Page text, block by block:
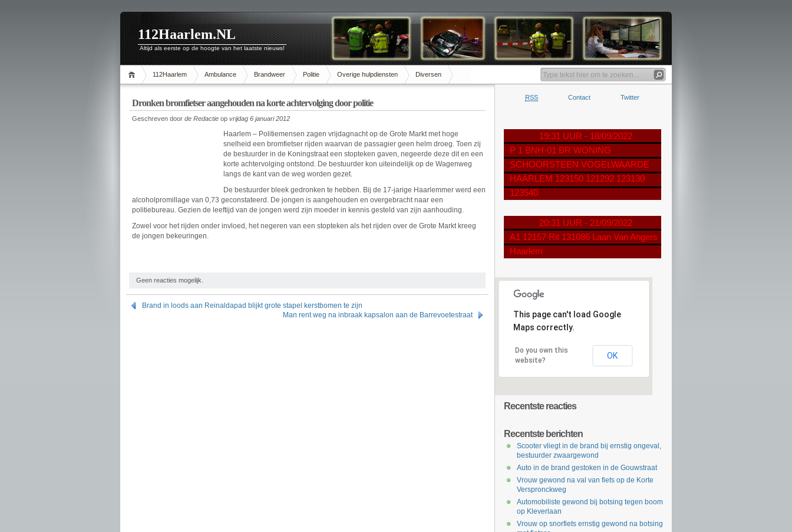
112Haarlem.NL
Altijd als eerste op de hoogte van het laatste nieuws!
112Haarlem Ambulance Brandweer Politie Overige hulpdiensten Diversen
Dronken bromfietser aangehouden na korte achtervolging door politie
Geschreven door de Redactie op vrijdag 6 januari 2012
Haarlem – Politiemensen zagen vrijdagnacht op de Grote Markt met hoge
snelheid een bromfietser rijden waarvan de passagier geen helm droeg. Toen zij
de bestuurder in de Koningstraat een stopteken gaven, negeerde deze dit en een
korte achtervolging ontstond. De bestuurder kon uiteindelijk op de Wagenweg
langs de kant van de weg worden gezet.
De bestuurder bleek gedronken te hebben. Bij de 17-jarige Haarlemmer werd een
alcoholpromillage van 0,73 geconstateerd. De jongen is aangehouden en overgebracht naar een
politiebureau. Gezien de leeftijd van de jongen werd zijn moeder in kennis gesteld van zijn aanhouding.
Zowel voor het rijden onder invloed, het negeren van een stopteken als het rijden over de Grote Markt kreeg
de jongen bekeuringen.
Geen reacties mogelijk.
Brand in loods aan Reinaldapad blijkt grote stapel kerstbomen te zijn
Man rent weg na inbraak kapsalon aan de Barrevoetestraat
RSS Contact Twitter
19:31 UUR - 18/09/2022
P 1 BNH-01 BR WONING
SCHOORSTEEN VOGELWAARDE
HAARLEM 123150 121292 123130
123540
20:31 UUR - 21/09/2022
A1 12157 Rit 131086 Laan Van Angers
Haarlem
This page can't load Google
Maps correctly.
Do you own this
website?
OK
Recentste reacties
Recentste berichten
Scooter vliegt in de brand bij ernstig ongeval,
bestuurder zwaargewond
Auto in de brand gestoken in de Gouwstraat
Vrouw gewond na val van fiets op de Korte
Verspronckweg
Automobiliste gewond bij botsing tegen boom
op Kleverlaan
Vrouw op snorfiets ernstig gewond na botsing